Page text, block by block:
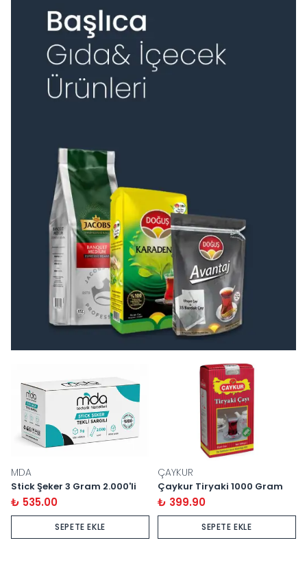
MDA
Stick Şeker 3 Gram 2.000'li
₺ 535.00
SEPETE EKLE
ÇAYKUR
Çaykur Tiryaki 1000 Gram
₺ 399.90
SEPETE EKLE